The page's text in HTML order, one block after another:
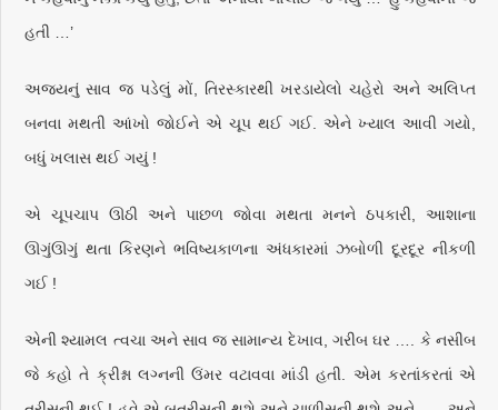
હતી …’
અજયનું સાવ જ પડેલું મોં, તિરસ્કારથી ખરડાયેલો ચહેરો અને અલિપ્ત
બનવા મથતી આંખો જોઈને એ ચૂપ થઈ ગઈ. એને ખ્યાલ આવી ગયો,
બધું ખલાસ થઈ ગયું !
એ ચૂપચાપ ઊઠી અને પાછળ જોવા મથતા મનને ઠપકારી, આશાના
ઊગુંઊગું થતા કિરણને ભવિષ્યકાળના અંધકારમાં ઝબોળી દૂરદૂર નીકળી
ગઈ !
એની શ્યામલ ત્વચા અને સાવ જ સામાન્ય દેખાવ, ગરીબ ઘર …. કે નસીબ
જે કહો તે ક્રીશ્ના લગ્નની ઉંમર વટાવવા માંડી હતી. એમ કરતાંકરતાં એ